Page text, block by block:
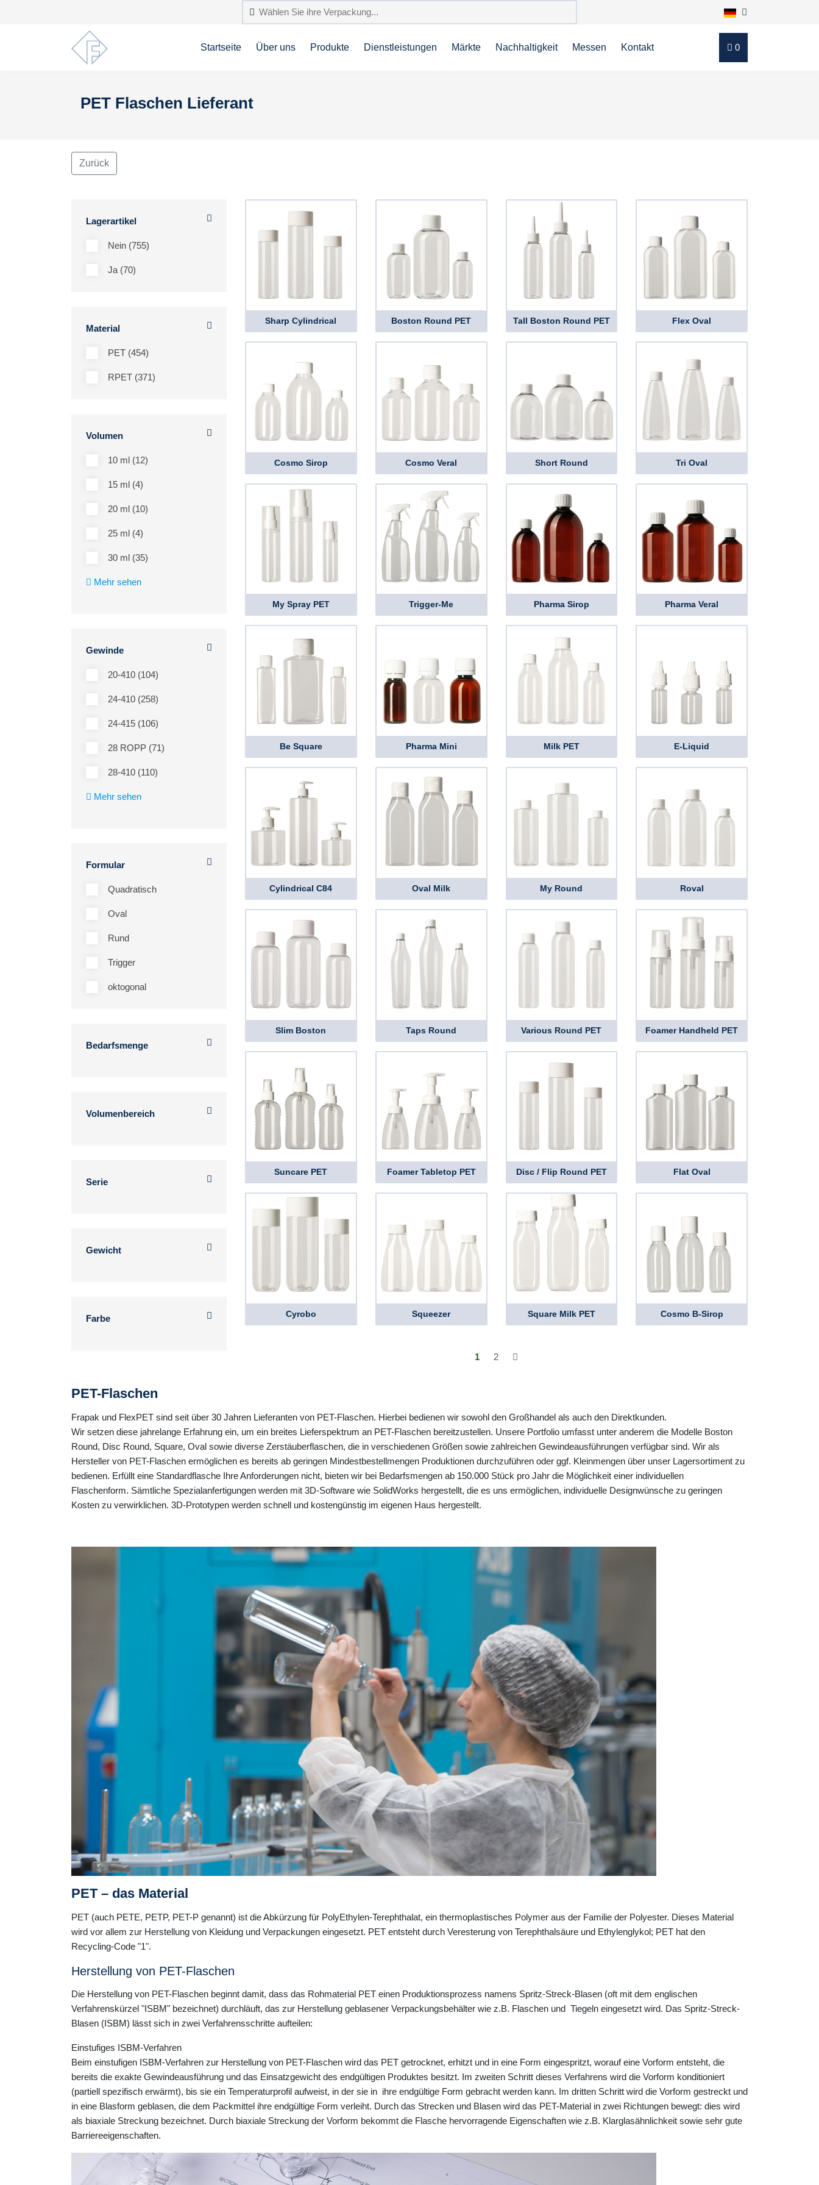
Startseite Über uns Produkte Dienstleistungen Märkte Nachhaltigkeit Messen Kontakt 0
PET Flaschen Lieferant
Zurück
Lagerartikel
Nein (755)
Ja (70)
Material
PET (454)
RPET (371)
Volumen
10 ml (12)
15 ml (4)
20 ml (10)
25 ml (4)
30 ml (35)
Mehr sehen
Gewinde
20-410 (104)
24-410 (258)
24-415 (106)
28 ROPP (71)
28-410 (110)
Mehr sehen
Formular
Quadratisch
Oval
Rund
Trigger
oktogonal
Bedarfsmenge
Volumenbereich
Serie
Gewicht
Farbe
Sharp Cylindrical Boston Round PET Tall Boston Round PET Flex Oval
Cosmo Sirop Cosmo Veral Short Round Tri Oval
My Spray PET Trigger-Me Pharma Sirop Pharma Veral
Be Square Pharma Mini Milk PET E-Liquid
Cylindrical C84 Oval Milk My Round Roval
Slim Boston Taps Round Various Round PET Foamer Handheld PET
Suncare PET Foamer Tabletop PET Disc / Flip Round PET Flat Oval
Cyrobo Squeezer Square Milk PET Cosmo B-Sirop
1 2
PET-Flaschen
Frapak und FlexPET sind seit über 30 Jahren Lieferanten von PET-Flaschen. Hierbei bedienen wir sowohl den Großhandel als auch den Direktkunden.
Wir setzen diese jahrelange Erfahrung ein, um ein breites Lieferspektrum an PET-Flaschen bereitzustellen. Unsere Portfolio umfasst unter anderem die Modelle Boston
Round, Disc Round, Square, Oval sowie diverse Zerstäuberflaschen, die in verschiedenen Größen sowie zahlreichen Gewindeausführungen verfügbar sind. Wir als
Hersteller von PET-Flaschen ermöglichen es bereits ab geringen Mindestbestellmengen Produktionen durchzuführen oder ggf. Kleinmengen über unser Lagersortiment zu
bedienen. Erfüllt eine Standardflasche Ihre Anforderungen nicht, bieten wir bei Bedarfsmengen ab 150.000 Stück pro Jahr die Möglichkeit einer individuellen
Flaschenform. Sämtliche Spezialanfertigungen werden mit 3D-Software wie SolidWorks hergestellt, die es uns ermöglichen, individuelle Designwünsche zu geringen
Kosten zu verwirklichen. 3D-Prototypen werden schnell und kostengünstig im eigenen Haus hergestellt.
PET – das Material
PET (auch PETE, PETP, PET-P genannt) ist die Abkürzung für PolyEthylen-Terephthalat, ein thermoplastisches Polymer aus der Familie der Polyester. Dieses Material
wird vor allem zur Herstellung von Kleidung und Verpackungen eingesetzt. PET entsteht durch Veresterung von Terephthalsäure und Ethylenglykol; PET hat den
Recycling-Code "1".
Herstellung von PET-Flaschen
Die Herstellung von PET-Flaschen beginnt damit, dass das Rohmaterial PET einen Produktionsprozess namens Spritz-Streck-Blasen (oft mit dem englischen
Verfahrenskürzel "ISBM" bezeichnet) durchläuft, das zur Herstellung geblasener Verpackungsbehälter wie z.B. Flaschen und Tiegeln eingesetzt wird. Das Spritz-Streck-
Blasen (ISBM) lässt sich in zwei Verfahrensschritte aufteilen:
Einstufiges ISBM-Verfahren
Beim einstufigen ISBM-Verfahren zur Herstellung von PET-Flaschen wird das PET getrocknet, erhitzt und in eine Form eingespritzt, worauf eine Vorform entsteht, die
bereits die exakte Gewindeausführung und das Einsatzgewicht des endgültigen Produktes besitzt. Im zweiten Schritt dieses Verfahrens wird die Vorform konditioniert
(partiell spezifisch erwärmt), bis sie ein Temperaturprofil aufweist, in der sie in ihre endgültige Form gebracht werden kann. Im dritten Schritt wird die Vorform gestreckt und
in eine Blasform geblasen, die dem Packmittel ihre endgültige Form verleiht. Durch das Strecken und Blasen wird das PET-Material in zwei Richtungen bewegt: dies wird
als biaxiale Streckung bezeichnet. Durch biaxiale Streckung der Vorform bekommt die Flasche hervorragende Eigenschaften wie z.B. Klarglasähnlichkeit sowie sehr gute
Barriereeigenschaften.